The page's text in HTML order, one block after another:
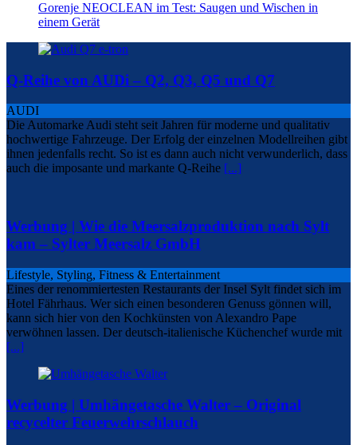
Gorenje NEOCLEAN im Test: Saugen und Wischen in
einem Gerät
Q-Reihe von AUDi – Q2, Q3, Q5 und Q7
AUDI
Die Automarke Audi steht seit Jahren für moderne und qualitativ
hochwertige Fahrzeuge. Der Erfolg der einzelnen Modellreihen gibt
ihnen jedenfalls recht. So ist es dann auch nicht verwunderlich, dass
auch die imposante und markante Q-Reihe [...]
Werbung | Wie die Meersalzproduktion nach Sylt
kam – Sylter Meersalz GmbH
Lifestyle, Styling, Fitness & Entertainment
Eines der renommiertesten Restaurants der Insel Sylt findet sich im
Hotel Fährhaus. Wer sich einen besonderen Genuss gönnen will,
kann sich hier von den Kochkünsten von Alexandro Pape
verwöhnen lassen. Der deutsch-italienische Küchenchef wurde mit
[...]
Werbung | Umhängetasche Walter – Original
recycelter Feuerwehrschlauch